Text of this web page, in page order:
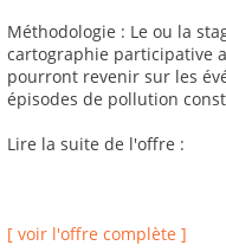
Méthodologie : Le ou la
cartographie participative
pourront revenir sur les
épisodes de pollution
Lire la suite de l'offre :
[ voir l'offre complète ]